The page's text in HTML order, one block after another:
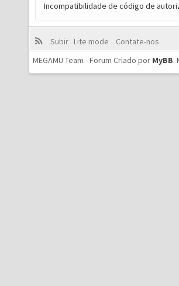
Incompatibilidade de código de
Subir Lite mode
Contate-nos
MEGAMU Team - Forum Criado por MyBB.